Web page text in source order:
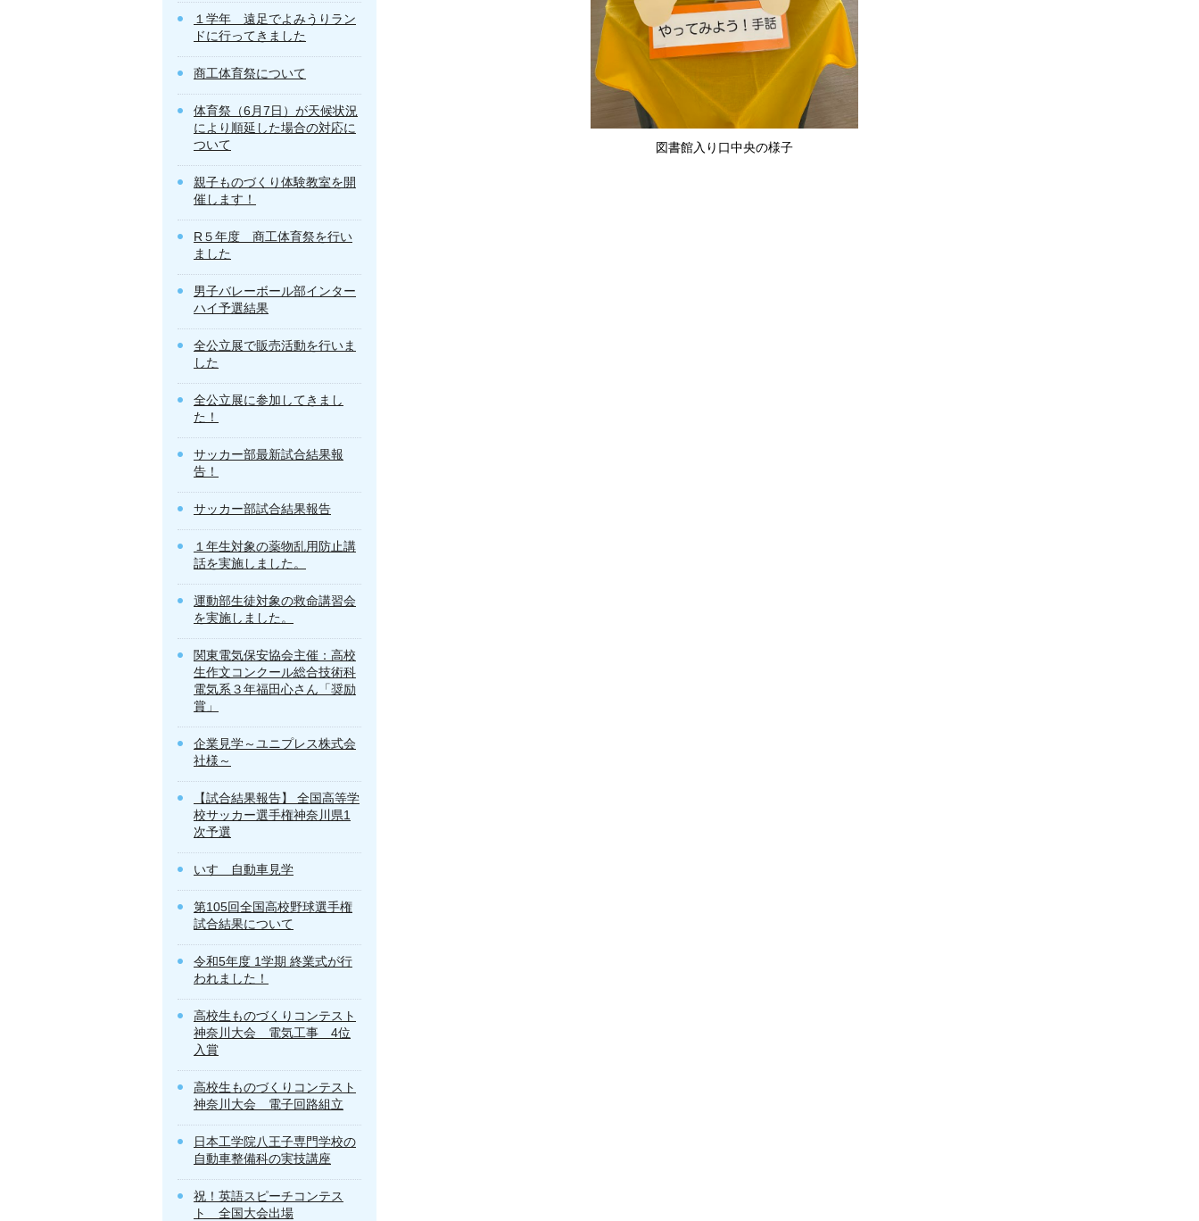
１学年 遠足でよみうりラン
ドに行ってきました
商工体育祭について
体育祭（6月7日）が天候状況
により順延した場合の対応に
ついて
親子ものづくり体験教室を開
催します！
R５年度 商工体育祭を行い
ました
男子バレーボール部インター
ハイ予選結果
全公立展で販売活動を行いま
した
全公立展に参加してきまし
た！
サッカー部最新試合結果報
告！
サッカー部試合結果報告
１年生対象の薬物乱用防止講
話を実施しました。
運動部生徒対象の救命講習会
を実施しました。
関東電気保安協会主催：高校
生作文コンクール総合技術科
電気系３年福田心さん「奨励
賞」
企業見学～ユニプレス株式会
社様～
【試合結果報告】 全国高等学
校サッカー選手権神奈川県1
次予選
いすゞ自動車見学
第105回全国高校野球選手権
試合結果について
令和5年度 1学期 終業式が行
われました！
高校生ものづくりコンテスト
神奈川大会 電気工事 4位
入賞
高校生ものづくりコンテスト
神奈川大会 電子回路組立
日本工学院八王子専門学校の
自動車整備科の実技講座
祝！英語スピーチコンテス
ト 全国大会出場
図書館入り口中央の様子